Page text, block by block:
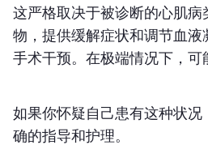
这严格取决于被诊断的心肌
物，提供缓解症状和调节血
手术干预。在极端情况下，可
如果你怀疑自己患有这种状
确的指导和护理。